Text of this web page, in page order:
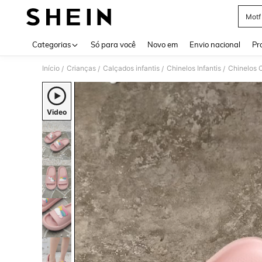
Motf
Categorias Só para você Novo em Envio nacional
Início / Crianças / Calçados infantis / Chinelos Infantis / Chinelos
Video